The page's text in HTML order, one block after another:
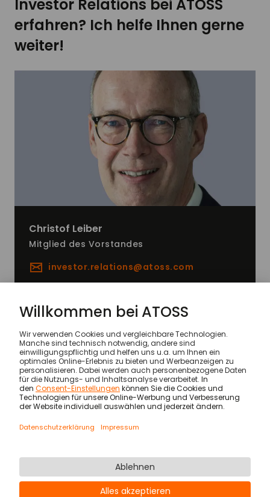
Investor Relations bei ATOSS
erfahren? Ich helfe Ihnen gerne
weiter!
Christof Leiber
Mitglied des Vorstandes
investor.relations@atoss.com
Nachrichten Quarterly Statement Q1 2019
Impressum AGB AVV Sicherheit
Rechtliche Hinweise
Karriere
© ATOSS Software SE